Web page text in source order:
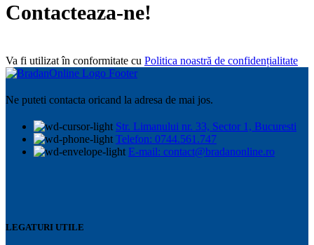
Contacteaza-ne!
Va fi utilizat în conformitate cu Politica noastră de confidențialitate
Ne puteti contacta oricand la adresa de mai jos.
Str. Limanului nr. 33, Sector 1, Bucuresti
Telefon: 0744.561.747
E-mail: contact@bradanonline.ro
LEGATURI UTILE